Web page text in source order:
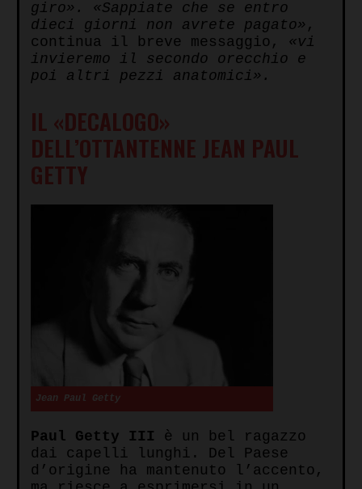
giro».
«Sappiate che se entro
dieci giorni non avrete pagato» ,
continua il breve messaggio, «vi
invieremo il secondo orecchio e
poi altri pezzi anatomici».
IL «DECALOGO»
DELL’OTTANTENNE JEAN PAUL
GETTY
Jean Paul Getty
Paul Getty III è un bel ragazzo
dai capelli lunghi. Del Paese
d’origine ha mantenuto l’accento,